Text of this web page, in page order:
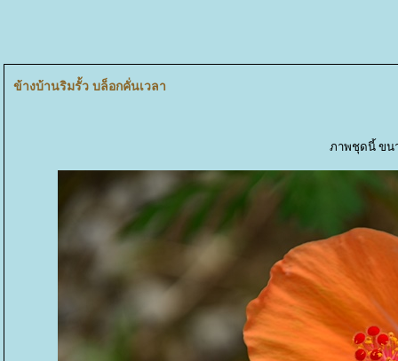
ข้างบ้านริมรั้ว บล็อกคั่นเวลา
ภาพชุดนี้ ขน